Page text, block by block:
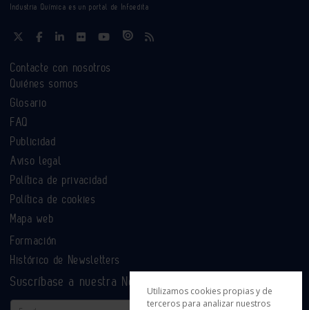
Industria Química es un portal de Infoedita
Contacte con nosotros
Quiénes somos
Glosario
FAQ
Publicidad
Aviso legal
Política de privacidad
Política de cookies
Mapa web
Formación
Histórico de Newsletters
Suscríbase a nuestra Newsletter
Email
Utilizamos cookies propias y de
terceros para analizar nuestros